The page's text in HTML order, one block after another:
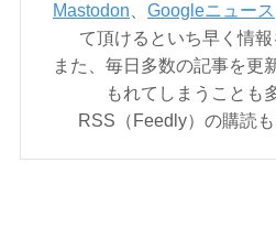
Mastodon
Googleニュース
て頂けるといち早く情報
また、毎日多数の記事を更
もれてしまうことも
RSS（Feedly）の購読も